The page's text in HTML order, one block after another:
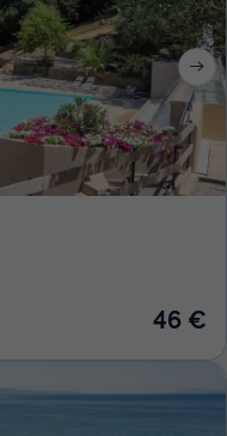
46 €